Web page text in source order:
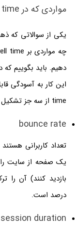
مواردی که در dwell time تأثیر دارند
یکی از سوالاتی که
دهیم. باید بگوییم
time از سه جز تشکیل شده است که عبارت‌اند از:
bounce rate
تعداد کاربرانی
یک صفحه از سایت
بازدید کنند) آن را
درصد است.
session duration